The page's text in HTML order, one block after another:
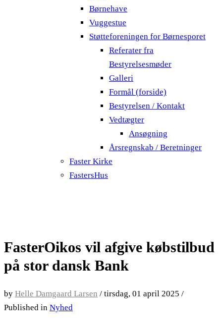
Børnehave
Vuggestue
Støtteforeningen for Børnesporet
Referater fra
Bestyrelsesmøder
Galleri
Formål (forside)
Bestyrelsen / Kontakt
Vedtægter
Ansøgning
Årsregnskab / Beretninger
Faster Kirke
FastersHus
FasterOikos vil afgive købstilbud
på stor dansk Bank
by Helle Damgaard Larsen / tirsdag, 01 april 2025 /
Published in Nyhed